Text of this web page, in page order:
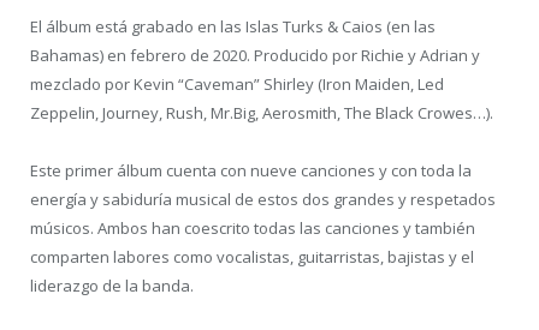
El álbum está grabado en las Islas Turks & Caios (en las
Bahamas) en febrero de 2020. Producido por Richie y Adrian y
mezclado por Kevin “Caveman” Shirley (Iron Maiden, Led
Zeppelin, Journey, Rush, Mr.Big, Aerosmith, The Black Crowes…).
Este primer álbum cuenta con nueve canciones y con toda la
energía y sabiduría musical de estos dos grandes y respetados
músicos. Ambos han coescrito todas las canciones y también
comparten labores como vocalistas, guitarristas, bajistas y el
liderazgo de la banda.